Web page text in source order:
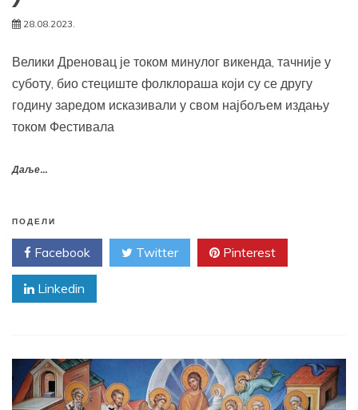
28.08.2023.
Велики Дреновац је током минулог викенда, тачније у
суботу, био стециште фолклораша који су се другу
годину заредом исказивали у свом најбољем издању
током Фестивала
Даље...
ПОДЕЛИ
Facebook Twitter Pinterest
Linkedin